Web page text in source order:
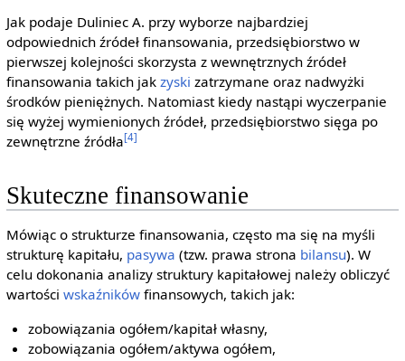
Jak podaje Duliniec A. przy wyborze najbardziej
odpowiednich źródeł finansowania, przedsiębiorstwo w
pierwszej kolejności skorzysta z wewnętrznych źródeł
finansowania takich jak zyski zatrzymane oraz nadwyżki
środków pieniężnych. Natomiast kiedy nastąpi wyczerpanie
się wyżej wymienionych źródeł, przedsiębiorstwo sięga po
zewnętrzne źródła[4]
Skuteczne finansowanie
Mówiąc o strukturze finansowania, często ma się na myśli
strukturę kapitału, pasywa (tzw. prawa strona bilansu). W
celu dokonania analizy struktury kapitałowej należy obliczyć
wartości wskaźnikówfinansowych, takich jak:
zobowiązania ogółem/kapitał własny,
zobowiązania ogółem/aktywa ogółem,